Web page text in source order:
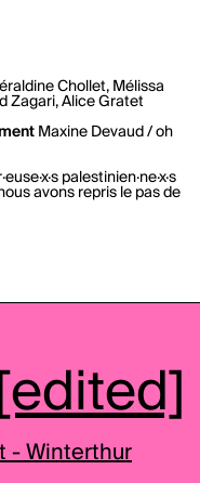
Chollet, Mélissa
Zagari, Alice Gratet
Maxine Devaud / oh
palestinien·ne·x·s
avons repris le pas de
- Winterthur